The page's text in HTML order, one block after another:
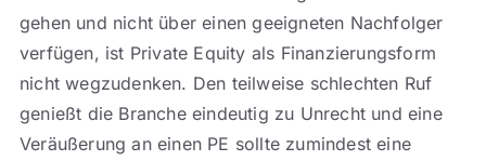
gehen und nicht über einen geeigneten Nachfolger
verfügen, ist Private Equity als Finanzierungsform
nicht wegzudenken. Den teilweise schlechten Ruf
genießt die Branche eindeutig zu Unrecht und eine
Veräußerung an einen PE sollte zumindest eine